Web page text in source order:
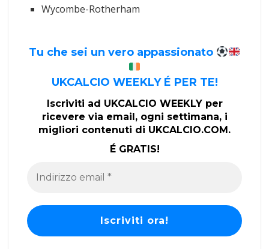
Wycombe-Rotherham
Tu che sei un vero appassionato
UKCALCIO WEEKLY É PER TE!
Iscriviti ad UKCALCIO WEEKLY per
ricevere via email, ogni settimana, i
migliori contenuti di UKCALCIO.COM.
É GRATIS!